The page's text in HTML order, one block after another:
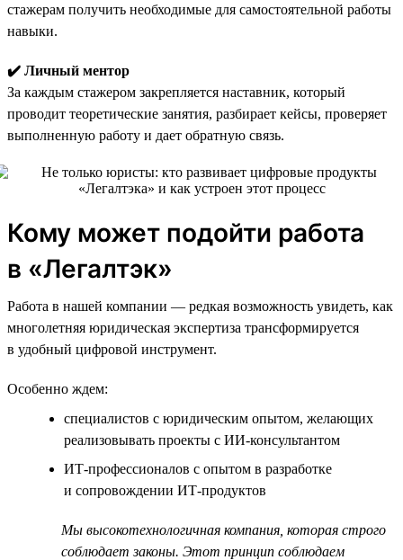
стажерам получить необходимые для самостоятельной работы
навыки.
✔️ Личный ментор
За каждым стажером закрепляется наставник, который
проводит теоретические занятия, разбирает кейсы, проверяет
выполненную работу и дает обратную связь.
Кому может подойти работа
в «Легалтэк»
Работа в нашей компании — редкая возможность увидеть, как
многолетняя юридическая экспертиза трансформируется
в удобный цифровой инструмент.
Особенно ждем:
специалистов с юридическим опытом, желающих
реализовывать проекты с ИИ-консультантом
ИТ-профессионалов с опытом в разработке
и сопровождении ИТ-продуктов
Мы высокотехнологичная компания, которая строго
соблюдает законы. Этот принцип соблюдаем